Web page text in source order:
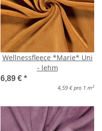
Wellnessfleece *Marie* Uni
- lehm
6,89 € *
4,59 € pro 1 m 2